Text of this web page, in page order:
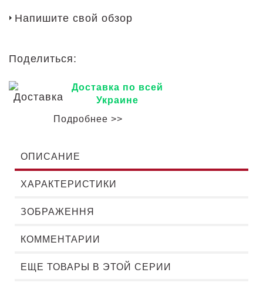
Напишите свой обзор
Поделиться:
Доставка по всей
Украине
Подробнее >>
ОПИСАНИЕ
ХАРАКТЕРИСТИКИ
ЗОБРАЖЕННЯ
КОММЕНТАРИИ
ЕЩЕ ТОВАРЫ В ЭТОЙ СЕРИИ